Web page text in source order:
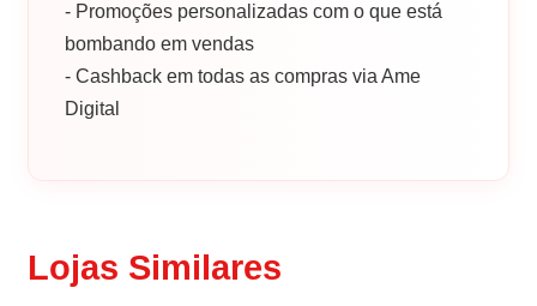
- Promoções personalizadas com o que está
bombando em vendas
- Cashback em todas as compras via Ame
Digital
Lojas Similares